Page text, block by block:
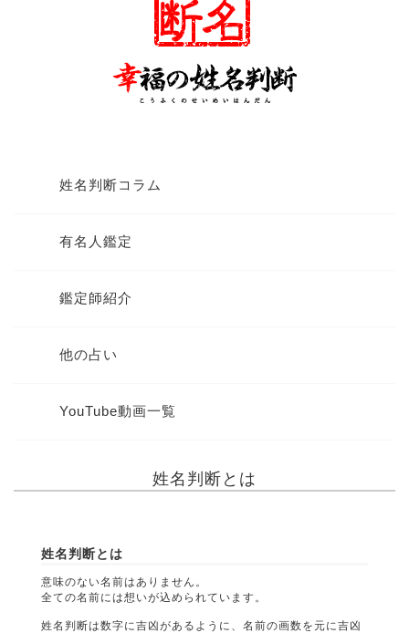
姓名判断コラム
有名人鑑定
鑑定師紹介
他の占い
YouTube動画一覧
姓名判断とは
姓名判断とは
意味のない名前はありません。
全ての名前には想いが込められています。
姓名判断は数字に吉凶があるように、名前の画数を元に吉凶